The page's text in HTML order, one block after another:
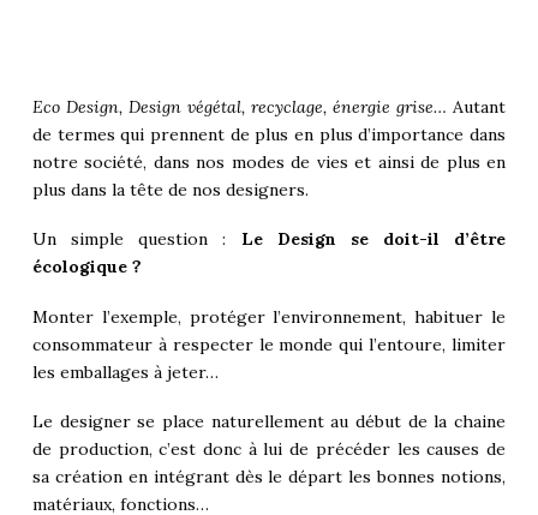
Eco Design, Design végétal, recyclage, énergie grise… Autant
de termes qui prennent de plus en plus d’importance dans
notre société, dans nos modes de vies et ainsi de plus en
plus dans la tête de nos designers.
Un simple question : Le Design se doit-il d’être
écologique ?
Monter l’exemple, protéger l’environnement, habituer le
consommateur à respecter le monde qui l’entoure, limiter
les emballages à jeter…
Le designer se place naturellement au début de la chaine
de production, c’est donc à lui de précéder les causes de
sa création en intégrant dès le départ les bonnes notions,
matériaux, fonctions…